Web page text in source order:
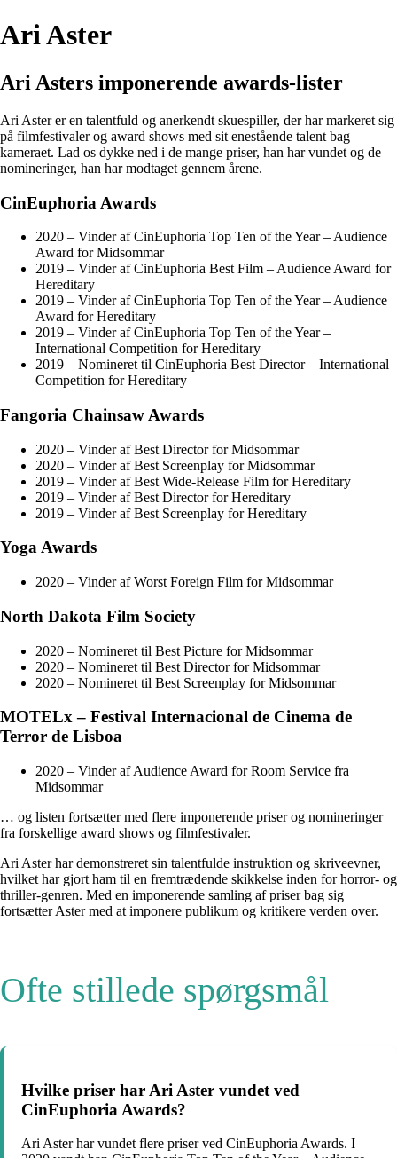
Ari Aster
Ari Asters imponerende awards-lister
Ari Aster er en talentfuld og anerkendt skuespiller, der har markeret sig
på filmfestivaler og award shows med sit enestående talent bag
kameraet. Lad os dykke ned i de mange priser, han har vundet og de
nomineringer, han har modtaget gennem årene.
CinEuphoria Awards
2020 – Vinder af CinEuphoria Top Ten of the Year – Audience
Award for Midsommar
2019 – Vinder af CinEuphoria Best Film – Audience Award for
Hereditary
2019 – Vinder af CinEuphoria Top Ten of the Year – Audience
Award for Hereditary
2019 – Vinder af CinEuphoria Top Ten of the Year –
International Competition for Hereditary
2019 – Nomineret til CinEuphoria Best Director – International
Competition for Hereditary
Fangoria Chainsaw Awards
2020 – Vinder af Best Director for Midsommar
2020 – Vinder af Best Screenplay for Midsommar
2019 – Vinder af Best Wide-Release Film for Hereditary
2019 – Vinder af Best Director for Hereditary
2019 – Vinder af Best Screenplay for Hereditary
Yoga Awards
2020 – Vinder af Worst Foreign Film for Midsommar
North Dakota Film Society
2020 – Nomineret til Best Picture for Midsommar
2020 – Nomineret til Best Director for Midsommar
2020 – Nomineret til Best Screenplay for Midsommar
MOTELx – Festival Internacional de Cinema de
Terror de Lisboa
2020 – Vinder af Audience Award for Room Service fra
Midsommar
… og listen fortsætter med flere imponerende priser og nomineringer
fra forskellige award shows og filmfestivaler.
Ari Aster har demonstreret sin talentfulde instruktion og skriveevner,
hvilket har gjort ham til en fremtrædende skikkelse inden for horror- og
thriller-genren. Med en imponerende samling af priser bag sig
fortsætter Aster med at imponere publikum og kritikere verden over.
Ofte stillede spørgsmål
Hvilke priser har Ari Aster vundet ved
CinEuphoria Awards?
Ari Aster har vundet flere priser ved CinEuphoria Awards. I